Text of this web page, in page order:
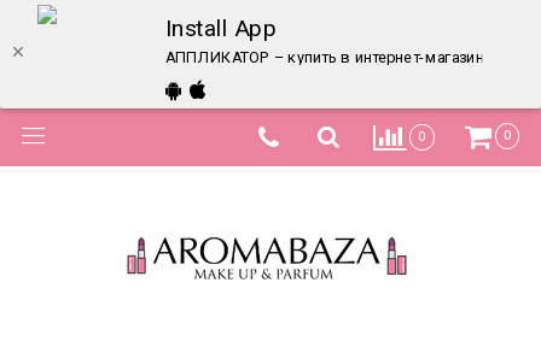
Install App
АППЛИКАТОР – купить в интернет-магазине по
0 0